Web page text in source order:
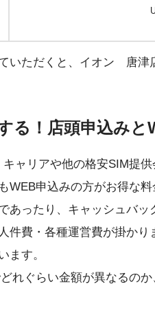
いただくと、イオン 唐津
る！店頭申込み
ャリアや他の格安SIM提
WEB申込みの方がお得な料
あったり、キャッシュバッ
件費・各種運営費が掛か
ます。
れぐらい金額が異なるの